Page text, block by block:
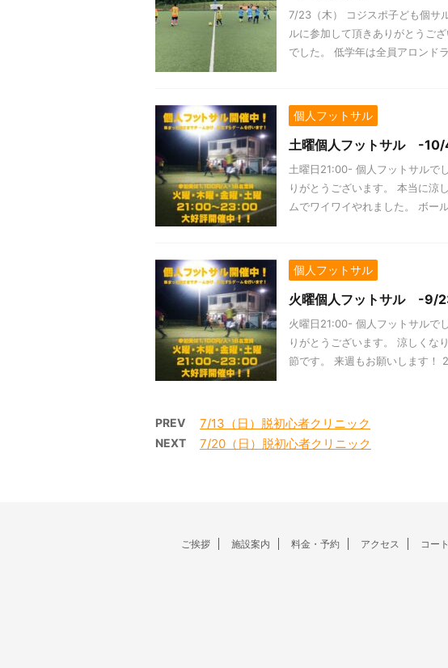
7/23（木） コジスポ子ども個サ
ルに参加して頂きありがとうご
でした。 低学年は全員アロンド
個人フットサル
土曜個人フットサル -
土曜日21:00- 個人フットサルで
りがとうございます。 本当に涼
ムでワイワイやれました。 ボー
個人フットサル
火曜個人フットサル -9/
火曜日21:00- 個人フットサルで
りがとうございます。 涼しくな
節です。 来週もお願いします！
PREV 7/13（日）脱初心者クリニック
NEXT 7/20（日）脱初心者クリニック
ご挨拶 施設案内 料金・予約 アクセス コー